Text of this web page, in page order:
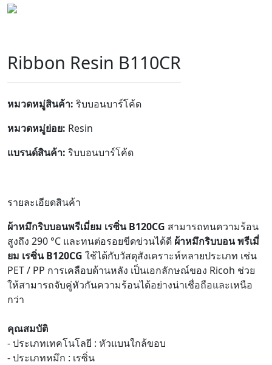
Ribbon Resin B110CR
หมวดหมู่สินค้า: ริบบอนบาร์โค้ด
หมวดหมู่ย่อย: Resin
แบรนด์สินค้า: ริบบอนบาร์โค้ด
รายละเอียดสินค้า
ผ้าหมึกริบบอนพรีเมี่ยม เรซิ่น B120CG สามารถทนความร้อน
สูงถึง 290 °C และทนต่อรอยขีดข่วนได้ดี ผ้าหมึกริบบอน พรีเมี่
ยม เรซิ่น B120CG ใช้ได้กับวัสดุสังเคราะห์หลายประเภท เช่น
PET / PP การเคลือบด้านหลัง เป็นเอกลักษณ์ของ Ricoh ช่วย
ให้สามารถจับคู่หัวกันความร้อนได้อย่างน่าเชื่อถือและเหนือ
กว่า
คุณสมบัติ
- ประเภทเทคโนโลยี : หัวแบนใกล้ขอบ
- ประเภทหมึก : เรซิ่น